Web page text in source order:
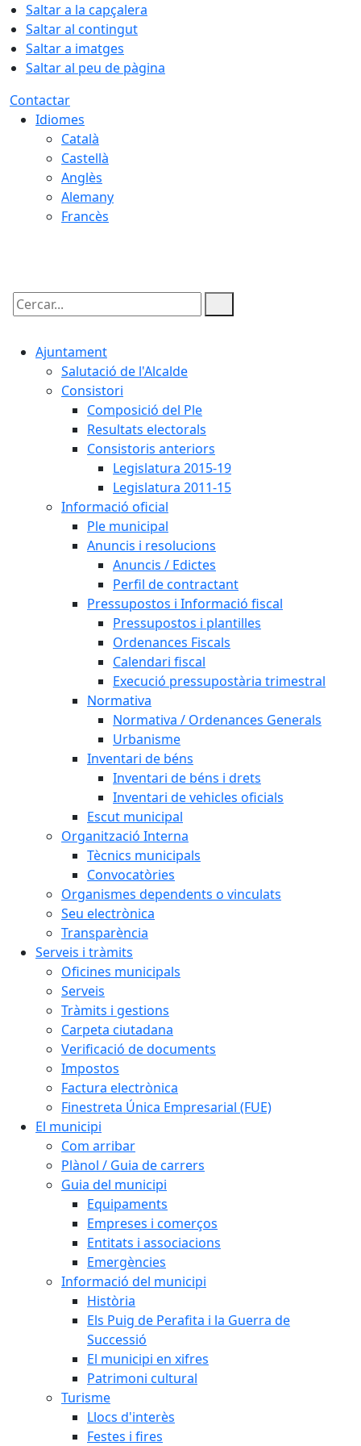
Saltar a la capçalera
Saltar al contingut
Saltar a imatges
Saltar al peu de pàgina
Contactar
Idiomes
Català
Castellà
Anglès
Alemany
Francès
Cercar:
Ajuntament
Salutació de l'Alcalde
Consistori
Composició del Ple
Resultats electorals
Consistoris anteriors
Legislatura 2015-19
Legislatura 2011-15
Informació oficial
Ple municipal
Anuncis i resolucions
Anuncis / Edictes
Perfil de contractant
Pressupostos i Informació fiscal
Pressupostos i plantilles
Ordenances Fiscals
Calendari fiscal
Execució pressupostària trimestral
Normativa
Normativa / Ordenances Generals
Urbanisme
Inventari de béns
Inventari de béns i drets
Inventari de vehicles oficials
Escut municipal
Organització Interna
Tècnics municipals
Convocatòries
Organismes dependents o vinculats
Seu electrònica
Transparència
Serveis i tràmits
Oficines municipals
Serveis
Tràmits i gestions
Carpeta ciutadana
Verificació de documents
Impostos
Factura electrònica
Finestreta Única Empresarial (FUE)
El municipi
Com arribar
Plànol / Guia de carrers
Guia del municipi
Equipaments
Empreses i comerços
Entitats i associacions
Emergències
Informació del municipi
Història
Els Puig de Perafita i la Guerra de
Successió
El municipi en xifres
Patrimoni cultural
Turisme
Llocs d'interès
Festes i fires